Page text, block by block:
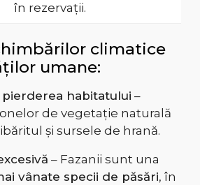
în rezervații.
climatice
umane:
pierderea habitatului –
de vegetație naturală
și sursele de hrană.
– Fazanii sunt una
vânate specii de păsări, în